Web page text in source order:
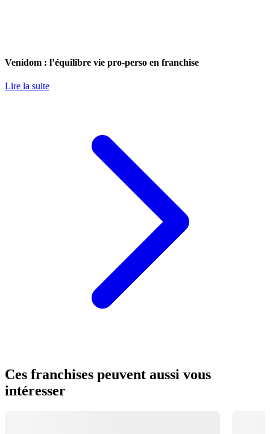
Venidom : l’équilibre vie pro-perso en franchise
Lire la suite
Ces franchises peuvent aussi vous
intéresser